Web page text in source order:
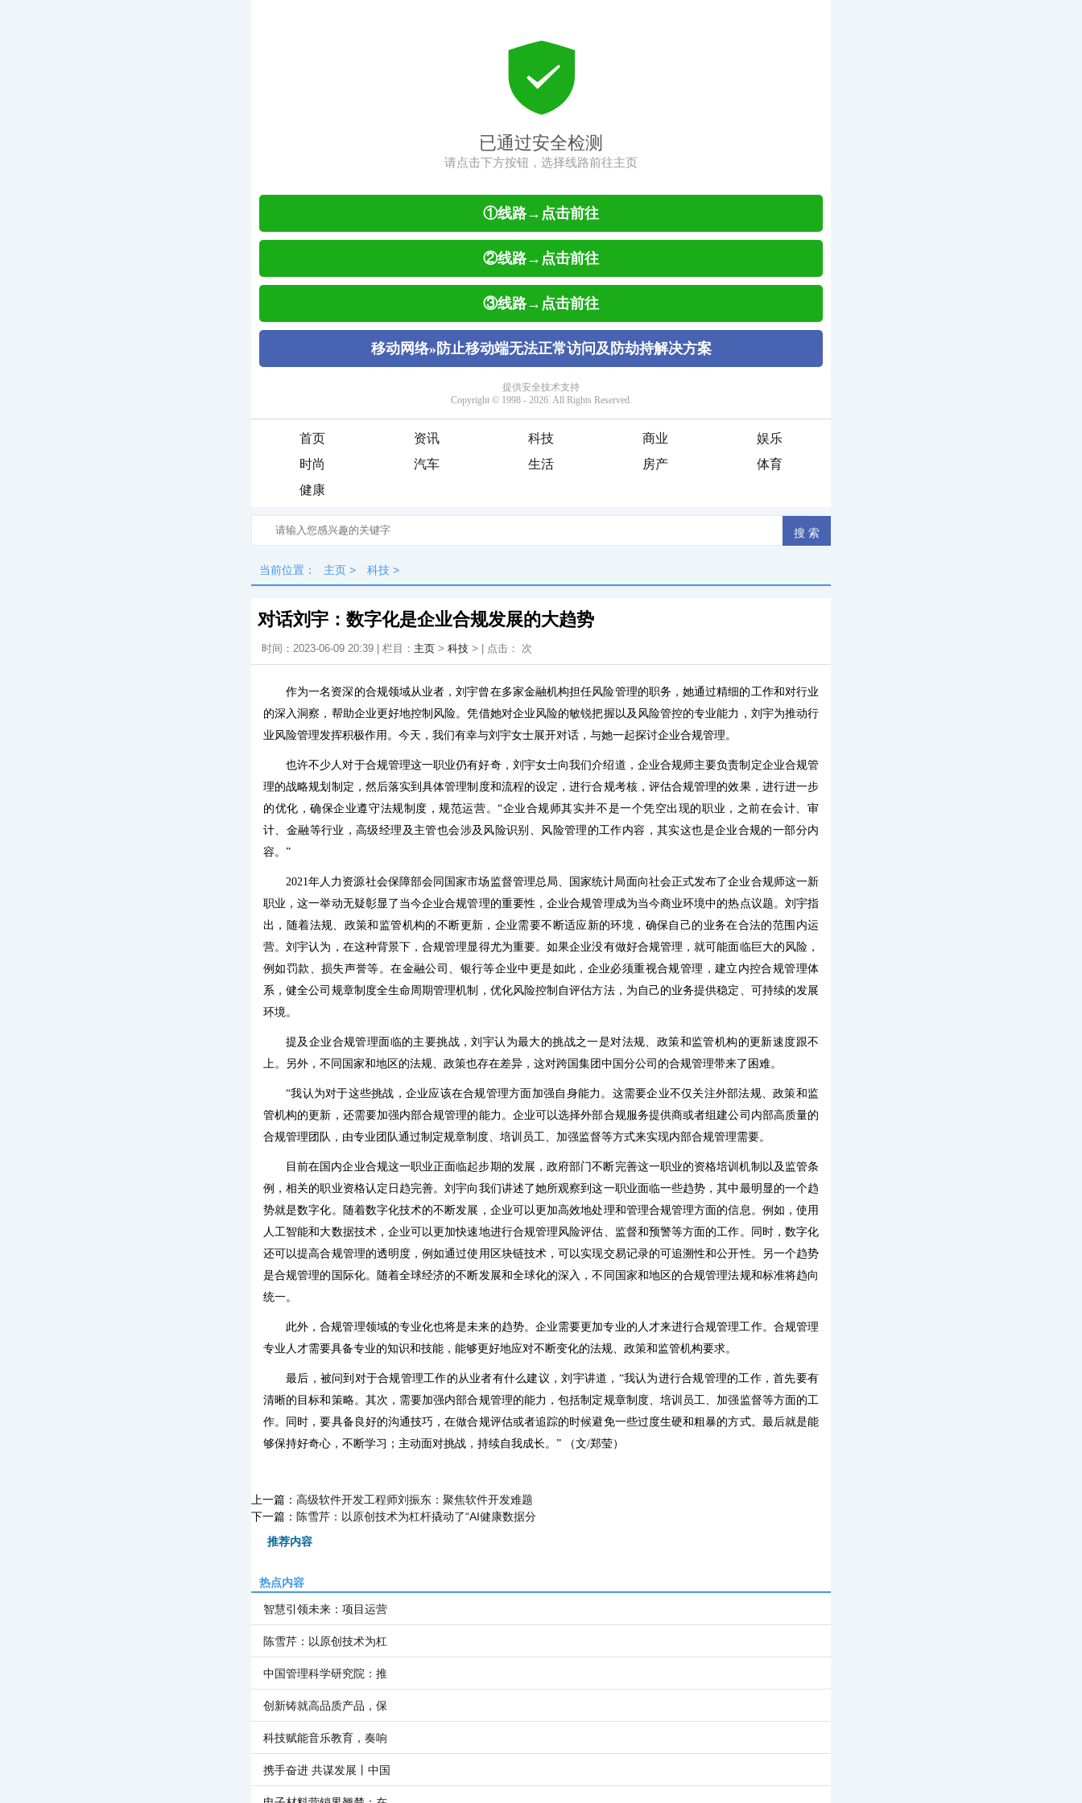
首页 资讯 科技 商业
娱乐
时尚
汽车 生活 房产
体育
健康
当前位置： 主页 > 科技 >
对话刘宇：数字化是企业合规发展的大趋势
时间：2023-06-09 20:39 | 栏目： 主页 > 科技 > | 点击： 次
作为一名资深的合规领域从业者，刘宇曾在多家金融机构担任风险管理的职务，她通过精细的工作和对行业
的深入洞察，帮助企业更好地控制风险。凭借她对企业风险的敏锐把握以及风险管控的专业能力，刘宇为推动行
业风险管理发挥积极作用。今天，我们有幸与刘宇女士展开对话，与她一起探讨企业合规管理。
也许不少人对于合规管理这一职业仍有好奇，刘宇女士向我们介绍道，企业合规师主要负责制定企业合规管
理的战略规划制定，然后落实到具体管理制度和流程的设定，进行合规考核，评估合规管理的效果，进行进一步
的优化，确保企业遵守法规制度，规范运营。“企业合规师其实并不是一个凭空出现的职业，之前在会计、审
计、金融等行业，高级经理及主管也会涉及风险识别、风险管理的工作内容，其实这也是企业合规的一部分内
容。”
2021年人力资源社会保障部会同国家市场监督管理总局、国家统计局面向社会正式发布了企业合规师这一新
职业，这一举动无疑彰显了当今企业合规管理的重要性，企业合规管理成为当今商业环境中的热点议题。刘宇指
出，随着法规、政策和监管机构的不断更新，企业需要不断适应新的环境，确保自己的业务在合法的范围内运
营。刘宇认为，在这种背景下，合规管理显得尤为重要。如果企业没有做好合规管理，就可能面临巨大的风险，
例如罚款、损失声誉等。在金融公司、银行等企业中更是如此，企业必须重视合规管理，建立内控合规管理体
系，健全公司规章制度全生命周期管理机制，优化风险控制自评估方法，为自己的业务提供稳定、可持续的发展
环境。
提及企业合规管理面临的主要挑战，刘宇认为最大的挑战之一是对法规、政策和监管机构的更新速度跟不
上。另外，不同国家和地区的法规、政策也存在差异，这对跨国集团中国分公司的合规管理带来了困难。
“我认为对于这些挑战，企业应该在合规管理方面加强自身能力。这需要企业不仅关注外部法规、政策和监
管机构的更新，还需要加强内部合规管理的能力。企业可以选择外部合规服务提供商或者组建公司内部高质量的
合规管理团队，由专业团队通过制定规章制度、培训员工、加强监督等方式来实现内部合规管理需要。
目前在国内企业合规这一职业正面临起步期的发展，政府部门不断完善这一职业的资格培训机制以及监管条
例，相关的职业资格认定日趋完善。刘宇向我们讲述了她所观察到这一职业面临一些趋势，其中最明显的一个趋
势就是数字化。随着数字化技术的不断发展，企业可以更加高效地处理和管理合规管理方面的信息。例如，使用
人工智能和大数据技术，企业可以更加快速地进行合规管理风险评估、监督和预警等方面的工作。同时，数字化
还可以提高合规管理的透明度，例如通过使用区块链技术，可以实现交易记录的可追溯性和公开性。另一个趋势
是合规管理的国际化。随着全球经济的不断发展和全球化的深入，不同国家和地区的合规管理法规和标准将趋向
统一。
此外，合规管理领域的专业化也将是未来的趋势。企业需要更加专业的人才来进行合规管理工作。合规管理
专业人才需要具备专业的知识和技能，能够更好地应对不断变化的法规、政策和监管机构要求。
最后，被问到对于合规管理工作的从业者有什么建议，刘宇讲道，“我认为进行合规管理的工作，首先要有
清晰的目标和策略。其次，需要加强内部合规管理的能力，包括制定规章制度、培训员工、加强监督等方面的工
作。同时，要具备良好的沟通技巧，在做合规评估或者追踪的时候避免一些过度生硬和粗暴的方式。最后就是能
够保持好奇心，不断学习；主动面对挑战，持续自我成长。” （文/郑莹）
上一篇： 高级软件开发工程师刘振东：聚焦软件开发难题
下一篇： 陈雪芹：以原创技术为杠杆撬动了“AI健康数据分
推荐内容
热点内容
智慧引领未来：项目运营
陈雪芹：以原创技术为杠
中国管理科学研究院：推
创新铸就高品质产品，保
科技赋能音乐教育，奏响
携手奋进 共谋发展丨中国